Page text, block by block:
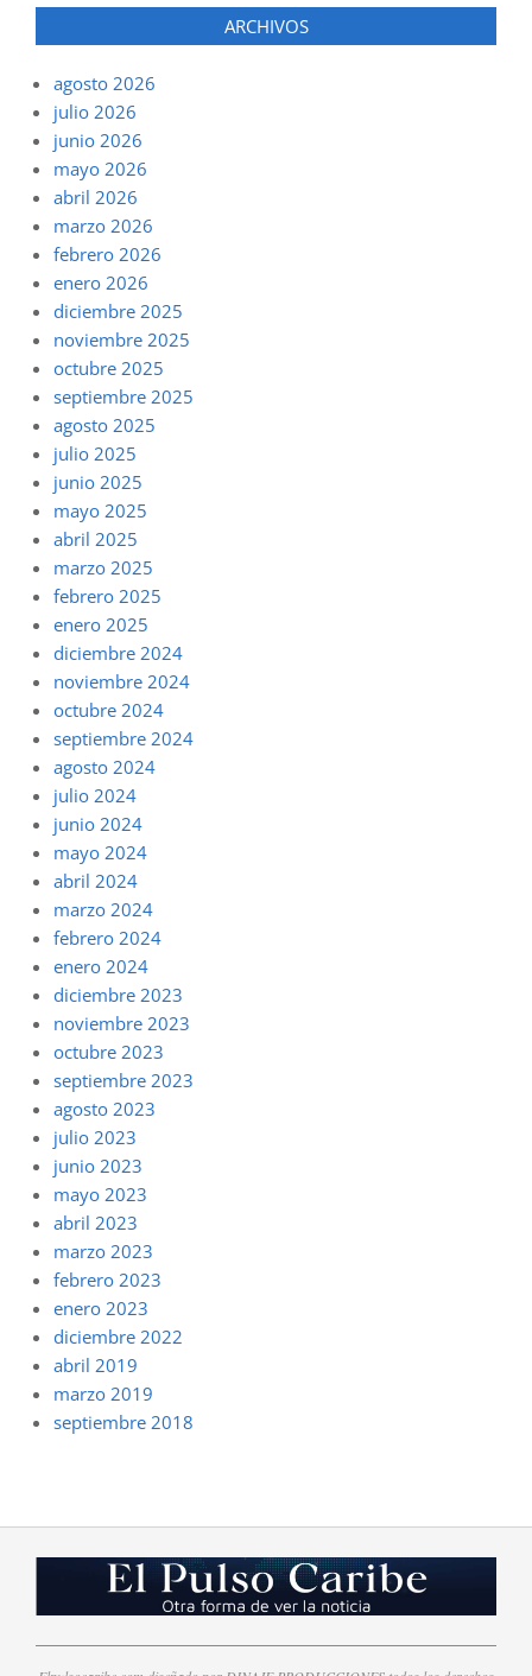
ARCHIVOS
agosto 2026
julio 2026
junio 2026
mayo 2026
abril 2026
marzo 2026
febrero 2026
enero 2026
diciembre 2025
noviembre 2025
octubre 2025
septiembre 2025
agosto 2025
julio 2025
junio 2025
mayo 2025
abril 2025
marzo 2025
febrero 2025
enero 2025
diciembre 2024
noviembre 2024
octubre 2024
septiembre 2024
agosto 2024
julio 2024
junio 2024
mayo 2024
abril 2024
marzo 2024
febrero 2024
enero 2024
diciembre 2023
noviembre 2023
octubre 2023
septiembre 2023
agosto 2023
julio 2023
junio 2023
mayo 2023
abril 2023
marzo 2023
febrero 2023
enero 2023
diciembre 2022
abril 2019
marzo 2019
septiembre 2018